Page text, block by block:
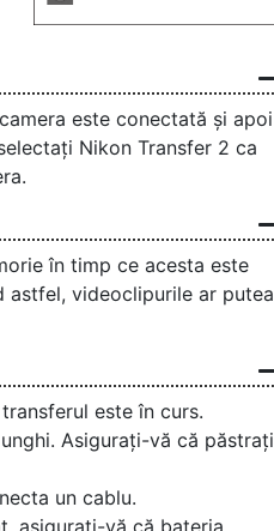
este conectată și apoi
Nikon Transfer 2 ca
în timp ce acesta este
astfel, videoclipurile ar putea
este în curs.
Asigurați-vă că păstrați
un cablu.